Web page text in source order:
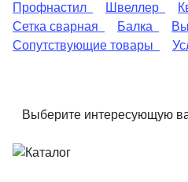
Профнастил
Швеллер
Сетка сварная
Балка
Сопутствующие товары
Выберите интересующую